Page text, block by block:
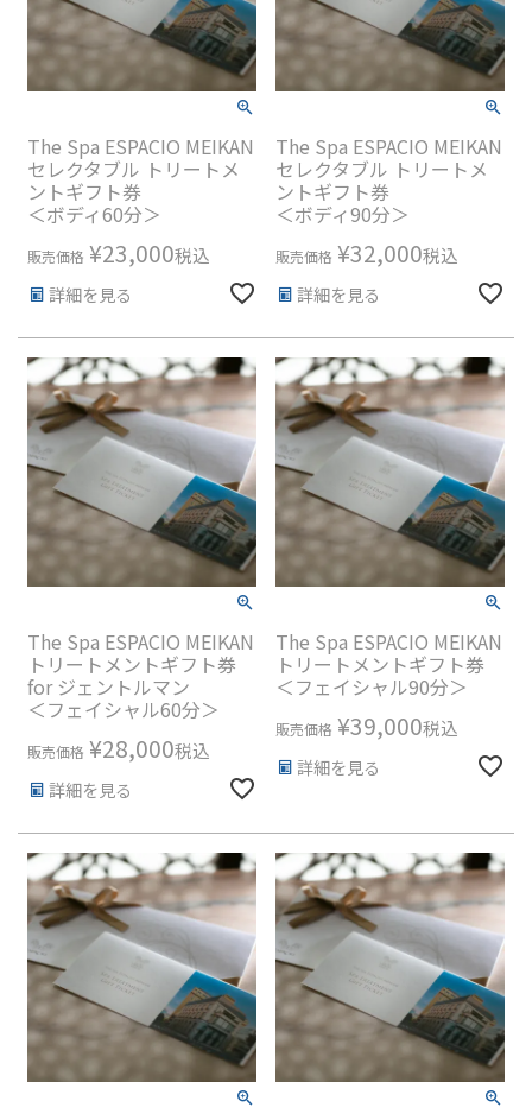
The Spa ESPACIO MEIKAN
セレクタブル トリートメ
ントギフト券
＜ボディ60分＞
販売価格 ¥23,000税込
詳細を見る
The Spa ESPACIO MEIKAN
セレクタブル トリートメ
ントギフト券
＜ボディ90分＞
販売価格 ¥32,000税込
詳細を見る
The Spa ESPACIO MEIKAN
トリートメントギフト券
for ジェントルマン
＜フェイシャル60分＞
販売価格 ¥28,000税込
詳細を見る
The Spa ESPACIO MEIKAN
トリートメントギフト券
＜フェイシャル90分＞
販売価格 ¥39,000税込
詳細を見る